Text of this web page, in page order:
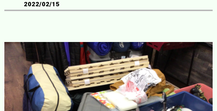
2022/02/15